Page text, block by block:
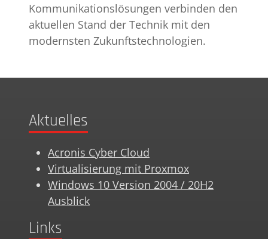
Kommunikationslösungen verbinden den
aktuellen Stand der Technik mit den
modernsten Zukunftstechnologien.
Aktuelles
Acronis Cyber Cloud
Virtualisierung mit Proxmox
Windows 10 Version 2004 / 20H2
Ausblick
Links